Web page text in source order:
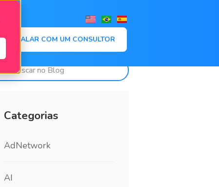
FALAR COM UM CONSULTOR
Categorias
AdNetwork
AI